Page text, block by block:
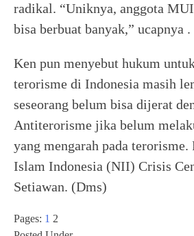
radikal. “Uniknya, anggota
bisa berbuat banyak,” ucapnya .
Ken pun menyebut hukum
terorisme di Indonesia masih
seseorang belum bisa dijerat
Antiterorisme jika belum
yang mengarah pada terorisme.
Islam Indonesia (NII) Crisis
Setiawan. (Dms)
Pages: 1 2